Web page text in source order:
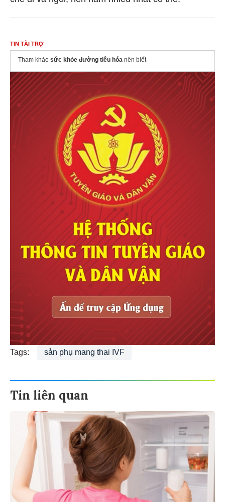
TIN TÀI TRỢ
Tham khảo sức khỏe đường tiêu hóa nên biết
Tags: sản phụ mang thai IVF
Tin liên quan